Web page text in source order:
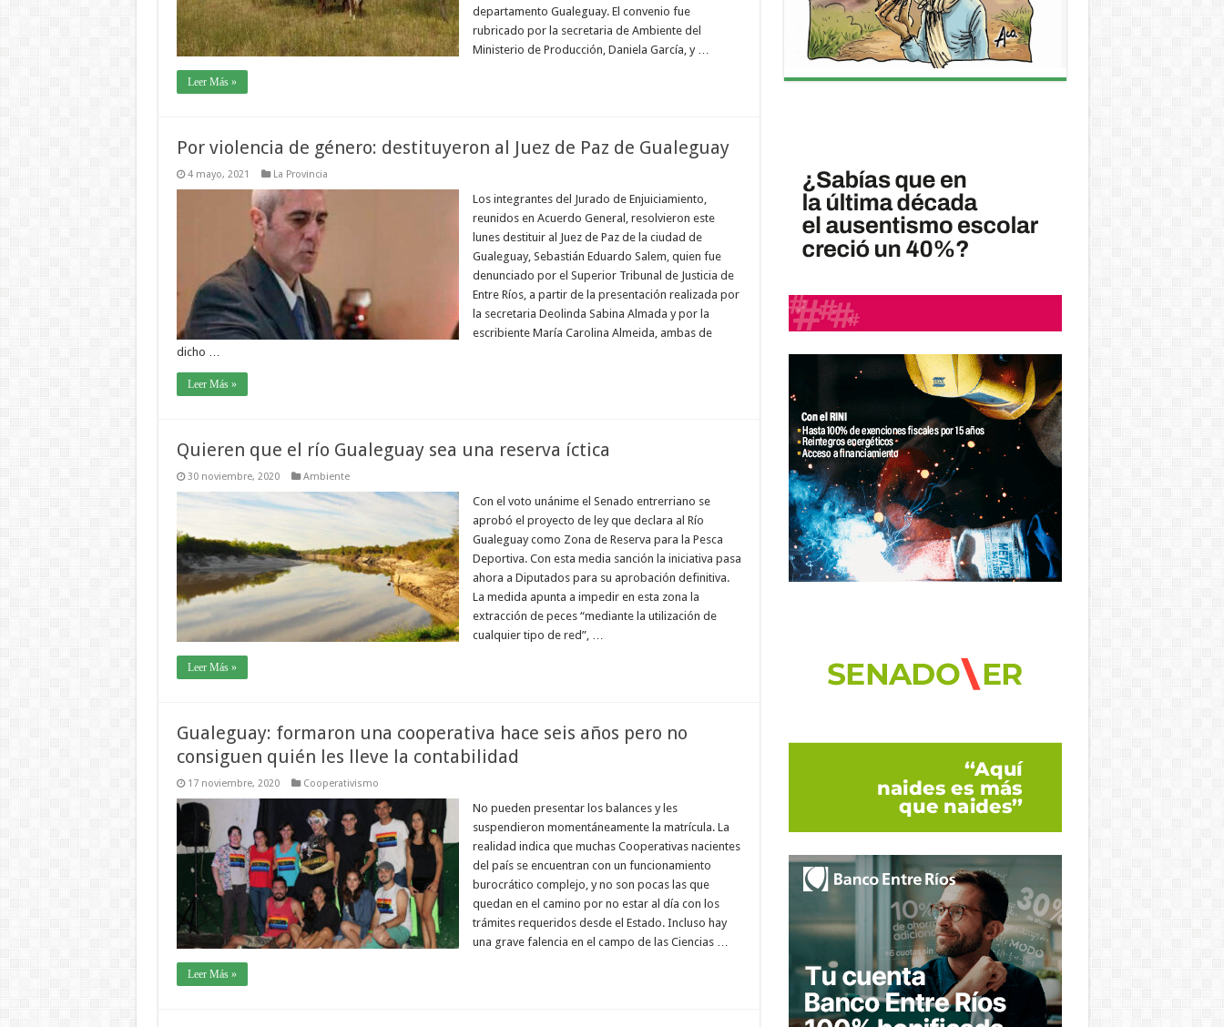
departamento Gualeguay. El convenio fue
rubricado por la secretaria de Ambiente del
Ministerio de Producción, Daniela García, y …
Leer Más »
Por violencia de género: destituyeron al Juez de Paz de Gualeguay
4 mayo, 2021 La Provincia
Los integrantes del Jurado de Enjuiciamiento,
reunidos en Acuerdo General, resolvieron este
lunes destituir al Juez de Paz de la ciudad de
Gualeguay, Sebastián Eduardo Salem, quien fue
denunciado por el Superior Tribunal de Justicia de
Entre Ríos, a partir de la presentación realizada por
la secretaria Deolinda Sabina Almada y por la
escribiente María Carolina Almeida, ambas de
dicho …
Leer Más »
Quieren que el río Gualeguay sea una reserva íctica
30 noviembre, 2020 Ambiente
Con el voto unánime el Senado entrerriano se
aprobó el proyecto de ley que declara al Río
Gualeguay como Zona de Reserva para la Pesca
Deportiva. Con esta media sanción la iniciativa pasa
ahora a Diputados para su aprobación definitiva.
La medida apunta a impedir en esta zona la
extracción de peces “mediante la utilización de
cualquier tipo de red”, …
Leer Más »
Gualeguay: formaron una cooperativa hace seis años pero no
consiguen quién les lleve la contabilidad
17 noviembre, 2020 Cooperativismo
No pueden presentar los balances y les
suspendieron momentáneamente la matrícula. La
realidad indica que muchas Cooperativas nacientes
del país se encuentran con un funcionamiento
burocrático complejo, y no son pocas las que
quedan en el camino por no estar al día con los
trámites requeridos desde el Estado. Incluso hay
una grave falencia en el campo de las Ciencias …
Leer Más »